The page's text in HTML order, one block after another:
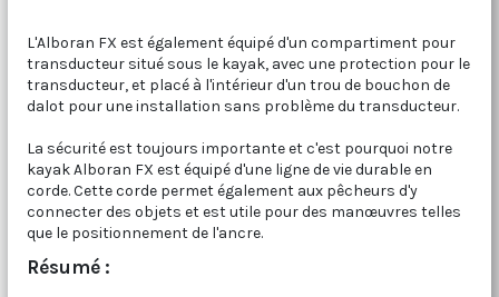
L'Alboran FX est également équipé d'un compartiment pour
transducteur situé sous le kayak, avec une protection pour le
transducteur, et placé à l'intérieur d'un trou de bouchon de
dalot pour une installation sans problème du transducteur.
La sécurité est toujours importante et c'est pourquoi notre
kayak Alboran FX est équipé d'une ligne de vie durable en
corde. Cette corde permet également aux pêcheurs d'y
connecter des objets et est utile pour des manœuvres telles
que le positionnement de l'ancre.
Résumé :